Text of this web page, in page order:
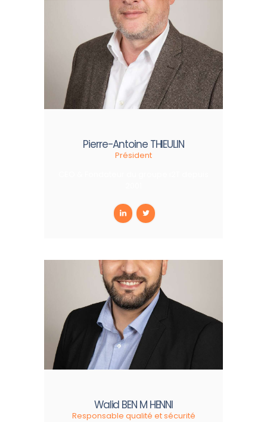
Pierre-Antoine THIEULIN
Président
Walid BEN M HENNI
Responsable qualité et sécurité